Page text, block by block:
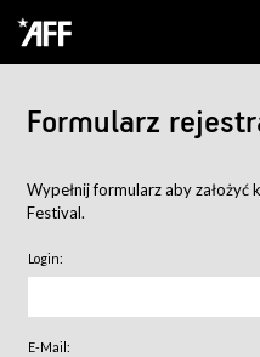
Formularz
Wypełnij formularz aby założyć
Festival.
Login:
E-Mail: